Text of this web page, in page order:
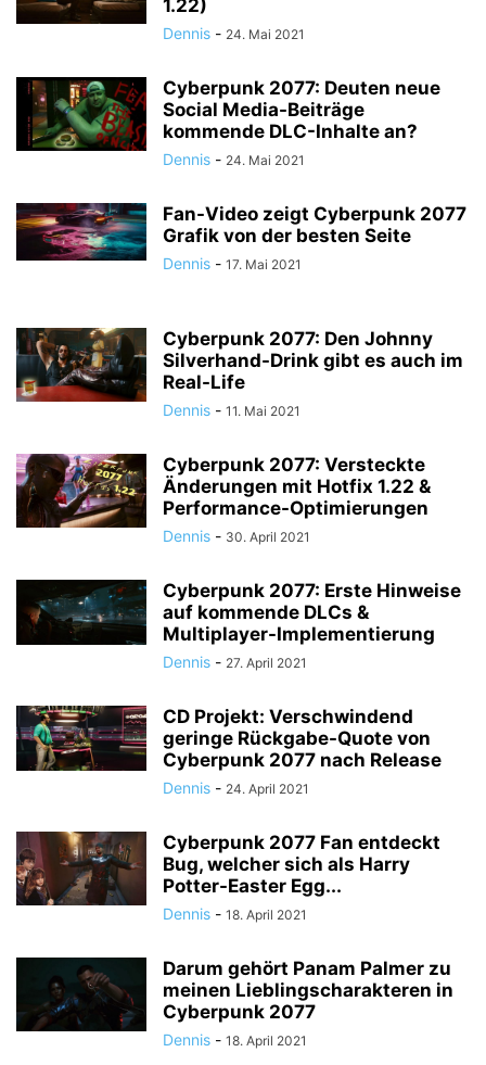
1.22)
Dennis - 24. Mai 2021
Cyberpunk 2077: Deuten neue
Social Media-Beiträge
kommende DLC-Inhalte an?
Dennis - 24. Mai 2021
Fan-Video zeigt Cyberpunk 2077
Grafik von der besten Seite
Dennis - 17. Mai 2021
Cyberpunk 2077: Den Johnny
Silverhand-Drink gibt es auch im
Real-Life
Dennis - 11. Mai 2021
Cyberpunk 2077: Versteckte
Änderungen mit Hotfix 1.22 &
Performance-Optimierungen
Dennis - 30. April 2021
Cyberpunk 2077: Erste Hinweise
auf kommende DLCs &
Multiplayer-Implementierung
Dennis - 27. April 2021
CD Projekt: Verschwindend
geringe Rückgabe-Quote von
Cyberpunk 2077 nach Release
Dennis - 24. April 2021
Cyberpunk 2077 Fan entdeckt
Bug, welcher sich als Harry
Potter-Easter Egg...
Dennis - 18. April 2021
Darum gehört Panam Palmer zu
meinen Lieblingscharakteren in
Cyberpunk 2077
Dennis - 18. April 2021